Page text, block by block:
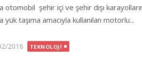
otomobil şehir içi ve şehir dışı
yük taşıma amacıyla kullanılan motorlu...
2016 TEKNOLOJI